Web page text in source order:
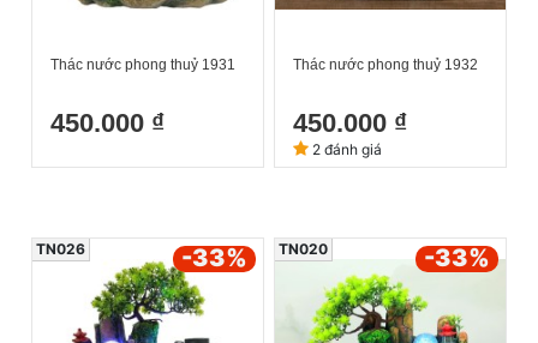
Thác nước phong thuỷ 1931
450.000 ₫
Thác nước phong thuỷ 1932
450.000 ₫
2 đánh giá
TN026 -33% TN020 -33%